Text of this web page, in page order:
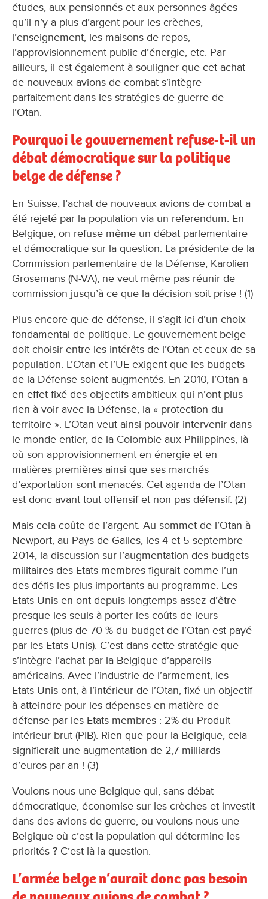
études, aux pensionnés et aux personnes âgées
qu’il n’y a plus d’argent pour les crèches,
l’enseignement, les maisons de repos,
l’approvisionnement public d’énergie, etc. Par
ailleurs, il est également à souligner que cet achat
de nouveaux avions de combat s’intègre
parfaitement dans les stratégies de guerre de
l’Otan.
Pourquoi le gouvernement refuse-t-il un
débat démocratique sur la politique
belge de défense ?
En Suisse, l’achat de nouveaux avions de combat a
été rejeté par la population via un referendum. En
Belgique, on refuse même un débat parlementaire
et démocratique sur la question. La présidente de la
Commission parlementaire de la Défense, Karolien
Grosemans (N-VA), ne veut même pas réunir de
commission jusqu’à ce que la décision soit prise ! (1)
Plus encore que de défense, il s’agit ici d’un choix
fondamental de politique. Le gouvernement belge
doit choisir entre les intérêts de l’Otan et ceux de sa
population. L’Otan et l’UE exigent que les budgets
de la Défense soient augmentés. En 2010, l’Otan a
en effet fixé des objectifs ambitieux qui n’ont plus
rien à voir avec la Défense, la « protection du
territoire ». L’Otan veut ainsi pouvoir intervenir dans
le monde entier, de la Colombie aux Philippines, là
où son approvisionnement en énergie et en
matières premières ainsi que ses marchés
d’exportation sont menacés. Cet agenda de l’Otan
est donc avant tout offensif et non pas défensif. (2)
Mais cela coûte de l’argent. Au sommet de l’Otan à
Newport, au Pays de Galles, les 4 et 5 septembre
2014, la discussion sur l’augmentation des budgets
militaires des Etats membres figurait comme l’un
des défis les plus importants au programme. Les
Etats-Unis en ont depuis longtemps assez d’être
presque les seuls à porter les coûts de leurs
guerres (plus de 70 % du budget de l’Otan est payé
par les Etats-Unis). C’est dans cette stratégie que
s’intègre l’achat par la Belgique d’appareils
américains. Avec l’industrie de l’armement, les
Etats-Unis ont, à l’intérieur de l’Otan, fixé un objectif
à atteindre pour les dépenses en matière de
défense par les Etats membres : 2% du Produit
intérieur brut (PIB). Rien que pour la Belgique, cela
signifierait une augmentation de 2,7 milliards
d’euros par an ! (3)
Voulons-nous une Belgique qui, sans débat
démocratique, économise sur les crèches et investit
dans des avions de guerre, ou voulons-nous une
Belgique où c’est la population qui détermine les
priorités ? C’est là la question.
L’armée belge n’aurait donc pas besoin